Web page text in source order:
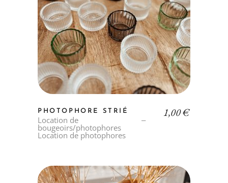
PHOTOPHORE STRIÉ
Location de
bougeoirs/photophores
Location de photophores
1,00€